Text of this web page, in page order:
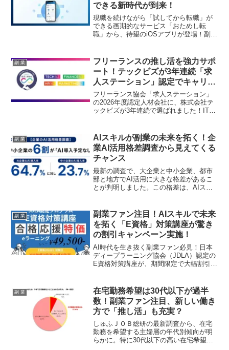
できる新時代が到来！
現職を続けながら「試してから転職」が
できる画期的なサービス「おためし転
職」から、待望のiOSアプリが登場！副業
します。あなたの「働き推し」が、もっ
と身近になりますよ！
副 業
フリーランスの推し活を強力サポ
ート！テックビズが3年連続「求
人ステーション」認定でキャリア
アップの期待高まる
フリーランス協会「求人ステーション」
の2026年度認定人材会社に、株式会社テ
ックビズが3年連続で選ばれました！IT、
ルとキャリアを輝かせるチャンスがさら
に広がります。
副 業
AIスキルが副業の未来を拓く！企
業AI活用格差調査から見えてくる
チャンス
最新の調査で、大企業と中小企業、都市
部と地方でAI活用に大きな格差があるこ
とが判明しました。この格差は、AIスキ
スキルアップで未来を掴むヒントをお届
けします。
副 業
副業ファン注目！AIスキルで未来
を拓く「E資格」対策講座が驚き
の割引キャンペーン実施！
AI時代を生き抜く副業ファン必見！日本
ディープラーニング協会（JDLA）認定の
E資格対策講座が、期間限定で大幅割引キ
テージへ！
副 業
在宅勤務希望は30代以下が過半
数！副業ファン注目、新しい働き
方で「推し活」も充実？
しゅふＪＯＢ総研の最新調査から、在宅
勤務を希望する主婦層の年代別傾向が明
らかに。特に30代以下の高い在宅希望率